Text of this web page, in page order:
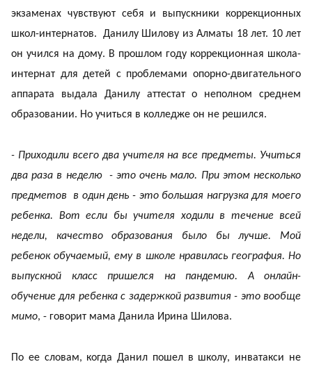
экзаменах чувствуют себя и выпускники коррекционных
школ-интернатов. Данилу Шилову из Алматы 18 лет. 10 лет
он учился на дому. В прошлом году коррекционная школа-
интернат для детей с проблемами опорно-двигательного
аппарата выдала Данилу аттестат о неполном среднем
образовании. Но учиться в колледже он не решился.
- Приходили всего два учителя на все предметы. Учиться
два раза в неделю - это очень мало. При этом несколько
предметов в один день - это большая нагрузка для моего
ребенка. Вот если бы учителя ходили в течение всей
недели, качество образования было бы лучше. Мой
ребенок обучаемый, ему в школе нравилась география. Но
выпускной класс пришелся на пандемию. А онлайн-
обучение для ребенка с задержкой развития - это вообще
мимо, - говорит мама Данила Ирина Шилова.
По ее словам, когда Данил пошел в школу, инватакси не